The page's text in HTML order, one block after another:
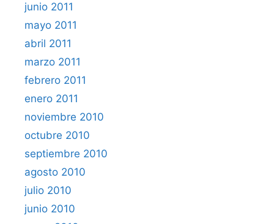
junio 2011
mayo 2011
abril 2011
marzo 2011
febrero 2011
enero 2011
noviembre 2010
octubre 2010
septiembre 2010
agosto 2010
julio 2010
junio 2010